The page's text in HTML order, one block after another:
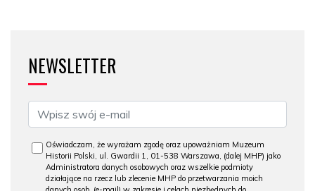
NEWSLETTER
Oświadczam, że wyrażam zgodę oraz upoważniam Muzeum
Historii Polski, ul. Gwardii 1, 01-538 Warszawa, (dalej MHP) jako
Administratora danych osobowych oraz wszelkie podmioty
działające na rzecz lub zlecenie MHP do przetwarzania moich